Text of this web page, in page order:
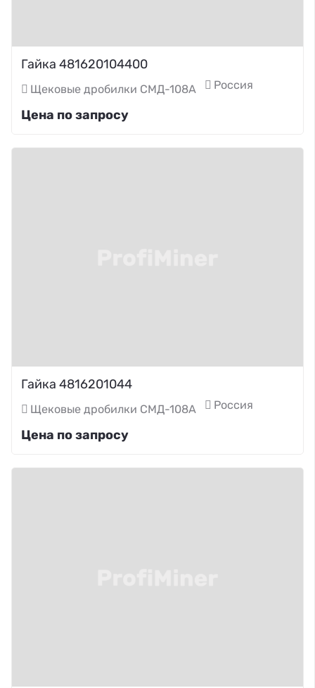
Гайка 481620104400
Щековые дробилки СМД-108А Россия
Цена по запросу
Гайка 4816201044
Щековые дробилки СМД-108А Россия
Цена по запросу